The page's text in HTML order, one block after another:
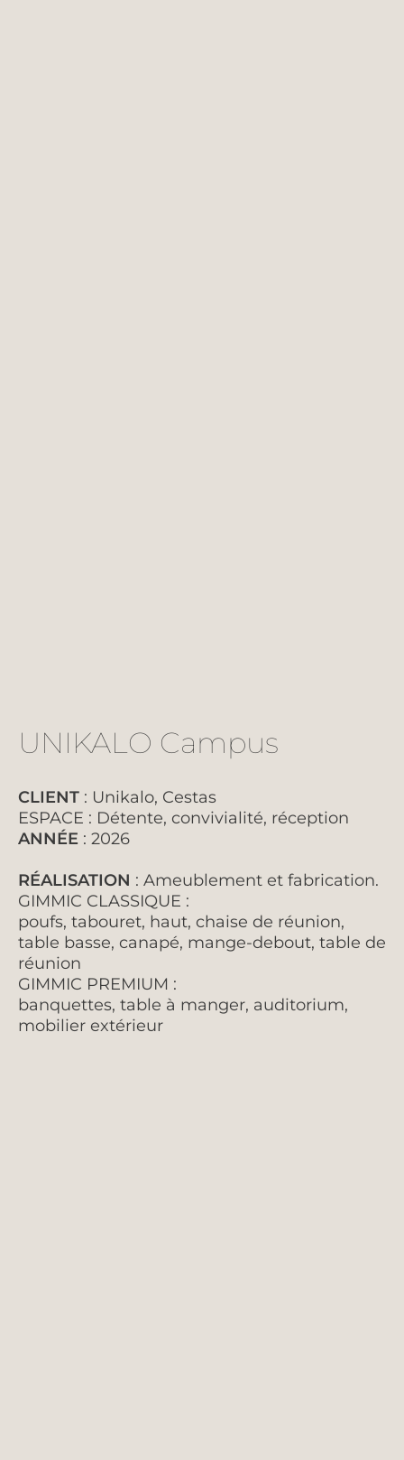
UNIKALO Campus
CLIENT : Unikalo, Cestas
ESPACE : Détente, convivialité, réception
ANNÉE : 2026
RÉALISATION : Ameublement et fabrication.
GIMMIC CLASSIQUE :
poufs, tabouret, haut, chaise de réunion,
table basse, canapé, mange-debout, table de
réunion
GIMMIC PREMIUM :
banquettes, table à manger, auditorium,
mobilier extérieur